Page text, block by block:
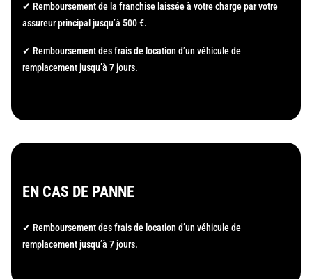
✔ Remboursement de la franchise laissée à votre charge par votre
assureur principal jusqu’à 500 €.
✔ Remboursement des frais de location d’un véhicule de
remplacement jusqu’à 7 jours.
EN CAS DE PANNE
✔ Remboursement des frais de location d’un véhicule de
remplacement jusqu’à 7 jours.